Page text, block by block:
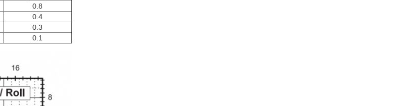
0.8
0.4
0.3
0.1